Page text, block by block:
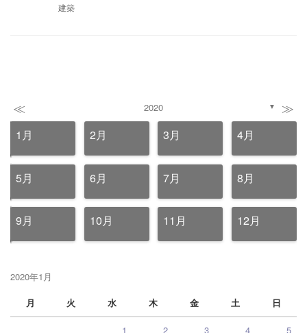
建築
≪ 2020 ▼ ≫
1月 2月 3月 4月
5月 6月 7月 8月
9月 10月 11月 12月
2020年1月
月
火 水 木 金 土 日
1 2 3 4 5